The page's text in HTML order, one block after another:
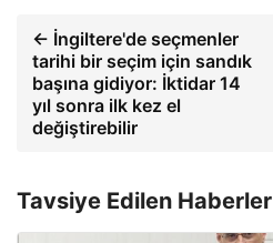
← İngiltere'de seçmenler
tarihi bir seçim için sandık
başına gidiyor: İktidar 14
yıl sonra ilk kez el
değiştirebilir
Tavsiye Edilen Haberler